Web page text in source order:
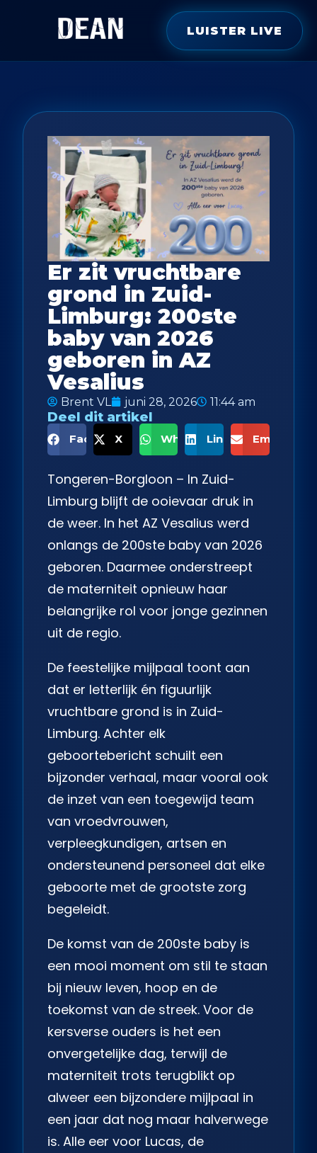
LUISTER LIVE
Er zit vruchtbare
grond in Zuid-
Limburg: 200ste
baby van 2026
geboren in AZ
Vesalius
Brent VL juni 28, 2026 11:44 am
Deel dit artikel
Facebook
X WhatsAppLinkedInEmail
Tongeren-Borgloon – In Zuid-
Limburg blijft de ooievaar druk in
de weer. In het AZ Vesalius werd
onlangs de 200ste baby van 2026
geboren. Daarmee onderstreept
de materniteit opnieuw haar
belangrijke rol voor jonge gezinnen
uit de regio.
De feestelijke mijlpaal toont aan
dat er letterlijk én figuurlijk
vruchtbare grond is in Zuid-
Limburg. Achter elk
geboortebericht schuilt een
bijzonder verhaal, maar vooral ook
de inzet van een toegewijd team
van vroedvrouwen,
verpleegkundigen, artsen en
ondersteunend personeel dat elke
geboorte met de grootste zorg
begeleidt.
De komst van de 200ste baby is
een mooi moment om stil te staan
bij nieuw leven, hoop en de
toekomst van de streek. Voor de
kersverse ouders is het een
onvergetelijke dag, terwijl de
materniteit trots terugblikt op
alweer een bijzondere mijlpaal in
een jaar dat nog maar halverwege
is. Alle eer voor Lucas, de